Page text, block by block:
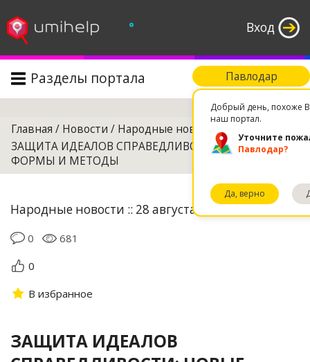
Вход
°
Павлодар
Добрый день, похоже
наш портал.
Уточните
Павлодар?
Да, верно
Разделы портала Поиск
Главная / Новости / Народные новости/
ЗАЩИТА ИДЕАЛОВ СПРАВЕДЛИВОСТИ: НОВЫЕ
ФОРМЫ И МЕТОДЫ
Народные новости :: 28 августа 2018 12:07
0
681
0
В избранное
ЗАЩИТА ИДЕАЛОВ